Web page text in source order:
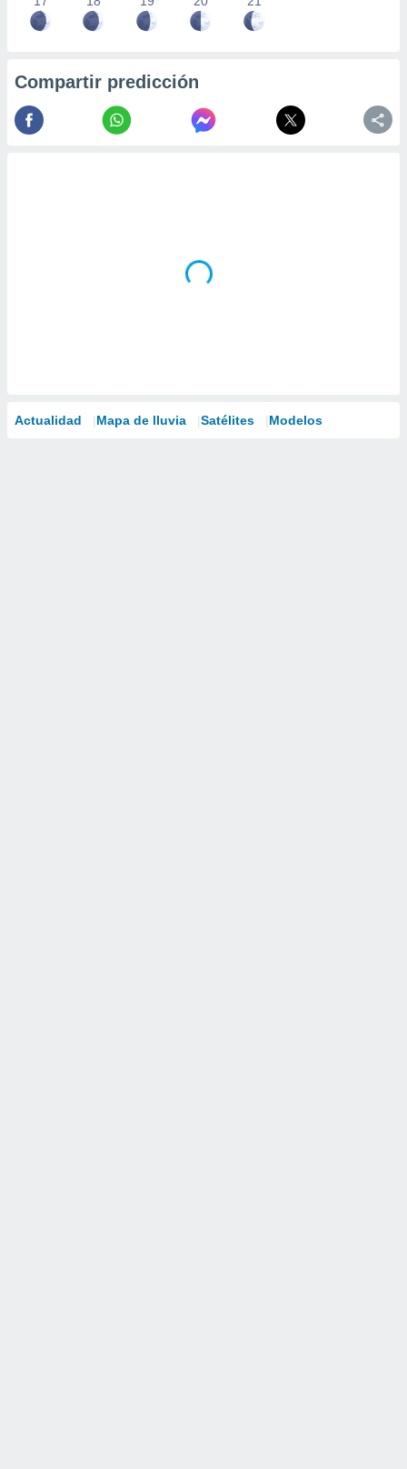
Compartir predicción
Actualidad Mapa de lluvia Satélites Modelos